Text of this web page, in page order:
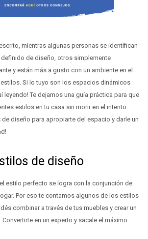
mientras algunas personas se identifican
de diseño, otros simplemente
y están más a gusto con un ambiente en el
Si lo tuyo son los espacios dinámicos
leyendo! Te dejamos una guía práctica para que
estilos en tu casa sin morir en el intento
diseño para apropiarte del espacio y darle un
de diseño
estilo perfecto se logra con la conjunción de
Por eso te contamos algunos de los estilos
combinar a través de tus muebles y crear un
en un experto y sacale el máximo